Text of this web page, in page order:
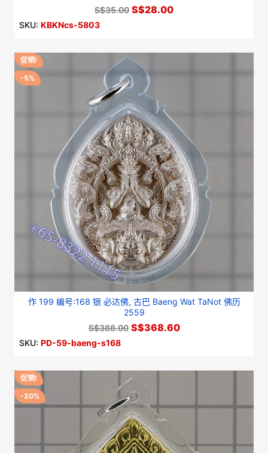
S$35.00 S$28.00
SKU: KBKNcs-5803
作 199 编号:168 银 必达佛, 古巴 Baeng Wat TaNot 佛历
2559
S$388.00 S$368.60
SKU: PD-59-baeng-s168
促销!
-5%
促销!
-20%